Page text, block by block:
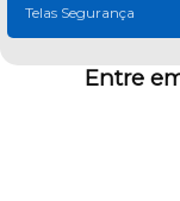
Telas Segurança
Entre